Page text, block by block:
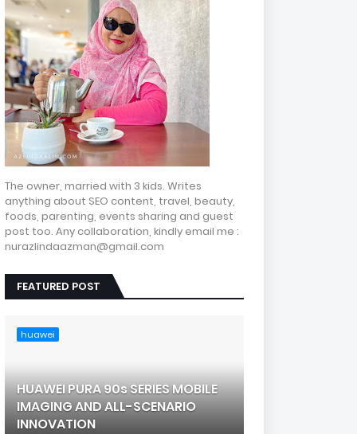
The owner, married with 3 kids. Writes
anything about SEO content, travel, beauty,
foods, parenting, events sharing and guest
post too. Any collaboration, kindly email me :
nurazlindaazman@gmail.com
FEATURED POST
huawei
HUAWEI PURA 90s SERIES MOBILE
IMAGING AND ALL-SCENARIO
INNOVATION